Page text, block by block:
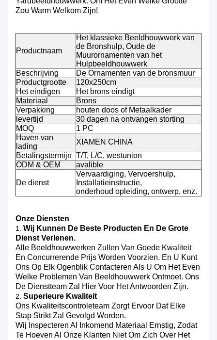
Zou Warm Welkom Zijn!
Productnaam
Het klassieke Beeldhouwwerk van
de Bronshulp, Oude de
Muurornamenten van het
Hulpbeeldhouwwerk
Beschrijving
De Ornamenten van de bronsmuur
Productgrootte
120x250cm
Het eindigen
Het brons eindigt
Materiaal
Brons
Verpakking
houten doos of Metaalkader
levertijd
30 dagen na ontvangen storting
MOQ
1 PC
Haven van
lading
XIAMEN CHINA
Betalingstermijn T/T, L/C, westunion
ODM & OEM
avalible
De dienst
Vervaardiging, Vervoershulp,
Installatieinstructie,
onderhoud opleiding, ontwerp, enz.
Onze Diensten
1. Wij Kunnen De Beste Producten En De Grote
Dienst Verlenen.
Alle Beeldhouwwerken Zullen Van Goede Kwaliteit
En Concurrerende Prijs Worden Voorzien. En U Kunt
Ons Op Elk Ogenblik Contacteren Als U Om Het Even
Welke Problemen Van Beeldhouwwerk Ontmoet. Ons
De Dienstteam Zal Hier Voor Het Antwoorden Zijn.
2. Superieure Kwaliteit
Ons Kwaliteitscontroleteam Zorgt Ervoor Dat Elke
Stap Strikt Zal Gevolgd Worden.
Wij Inspecteren Al Inkomend Materiaal Ernstig, Zodat
Te Hoeven Al Onze Klanten Niet Om Zich Over Het